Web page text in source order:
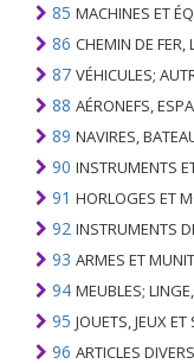
85 MACHINES ET ÉQUIPEMENTS ÉLECTRIQUES ET LEURS PARTIES;
86 CHEMIN DE FER, LOCOMOTIVES DE TRAMWAY, MATÉRIEL ROULANT ET LEURS
87 VÉHICULES; AUTRES QUE LE
88 AÉRONEFS,
89 NAVIRES,
90 INSTRUMENTS ET APPAREILS OPTIQUES,
91 HORLOGES ET
92 INSTRUMENTS DE
93 ARMES ET
94 MEUBLES; LINGE, MATELAS, SUPPORTS DE MATELAS, COUSSINS ET
95 JOUETS, JEUX ET
96 ARTICLES